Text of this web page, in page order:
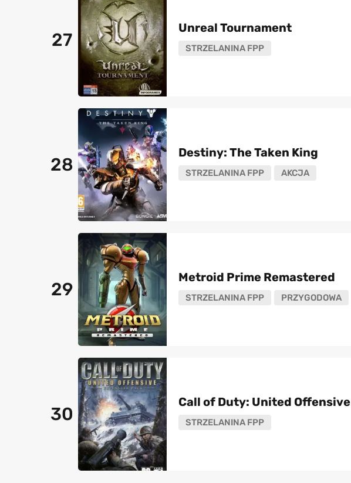
27
Unreal Tournament
STRZELANINA FPP
28
Destiny: The Taken King
STRZELANINA FPP AKCJA
29
Metroid Prime Remastered
STRZELANINA FPP PRZYGODOWA
30
Call of Duty: United Offensive
STRZELANINA FPP